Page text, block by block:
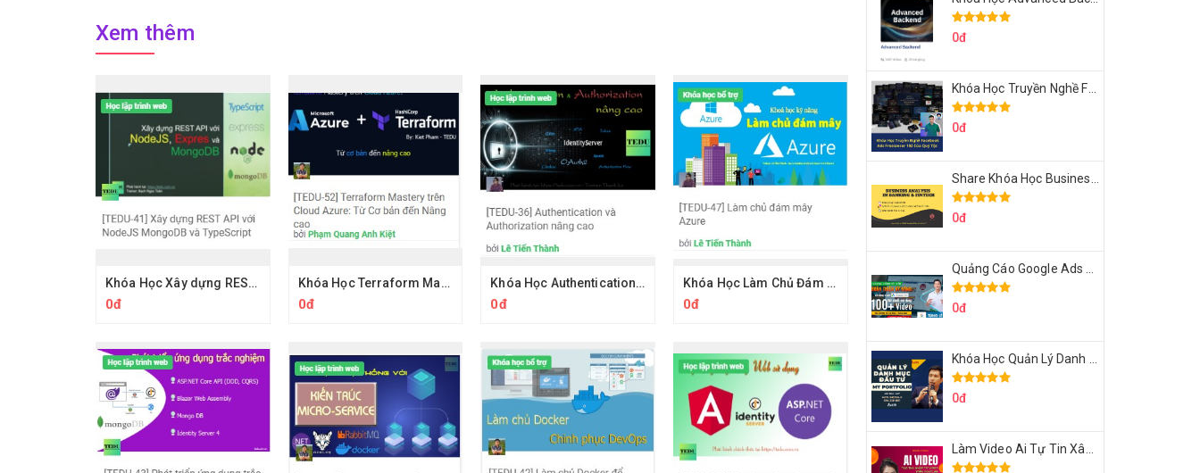
Xem thêm
Khóa Học Xây dựng REST API Với NodeJS MongoDB Và TypeScript Tedu
0đ
Khóa Học Terraform Mastery trên Cloud Azure Từ Cơ bản đến Nâng cao
0đ
Khóa Học Authentication và Authorization Nâng Cao Cùng Tedu
0đ
Khóa Học Làm Chủ Đám Mây Azure Cùng Tedu
0đ
0đ
0đ
0đ
0đ
0đ